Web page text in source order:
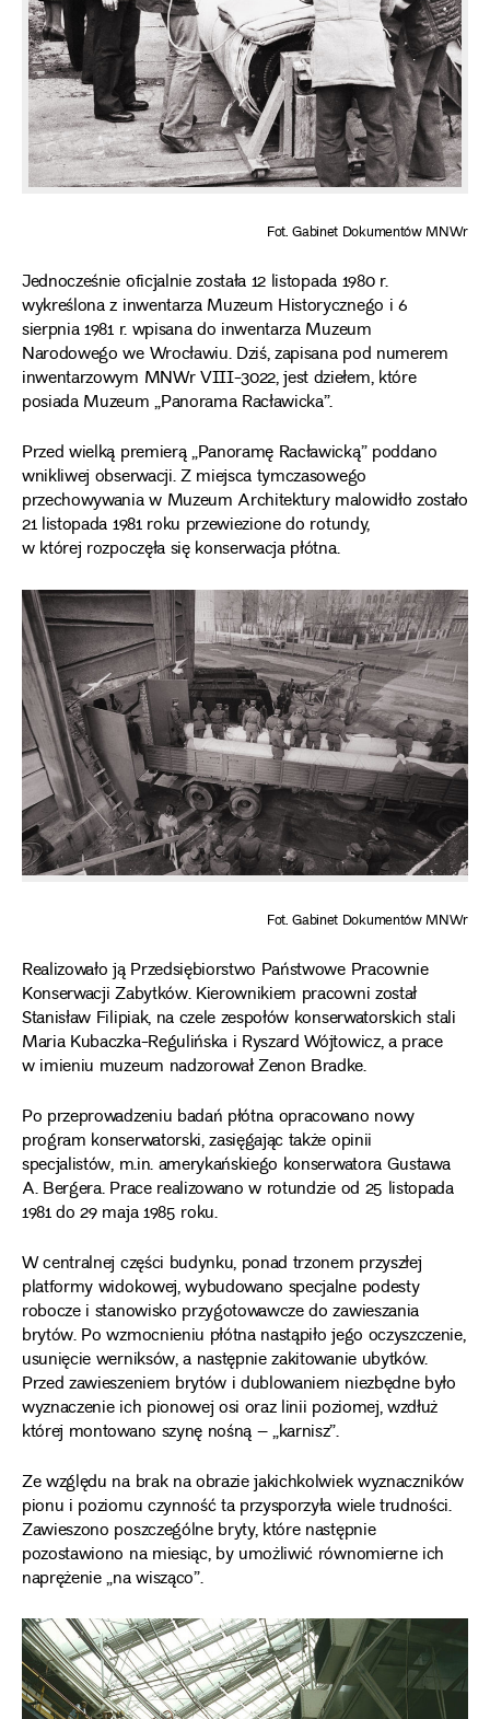
Fot. Gabinet Dokumentów MNWr
Jednocześnie oficjalnie została 12 listopada 1980 r.
wykreślona z inwentarza Muzeum Historycznego i 6
sierpnia 1981 r. wpisana do inwentarza Muzeum
Narodowego we Wrocławiu. Dziś, zapisana pod numerem
inwentarzowym MNWr VIII-3022, jest dziełem, które
posiada Muzeum „Panorama Racławicka”.
Przed wielką premierą „Panoramę Racławicką” poddano
wnikliwej obserwacji. Z miejsca tymczasowego
przechowywania w Muzeum Architektury malowidło zostało
21 listopada 1981 roku przewiezione do rotundy,
w której rozpoczęła się konserwacja płótna.
Fot. Gabinet Dokumentów MNWr
Realizowało ją Przedsiębiorstwo Państwowe Pracownie
Konserwacji Zabytków. Kierownikiem pracowni został
Stanisław Filipiak, na czele zespołów konserwatorskich stali
Maria Kubaczka-Regulińska i Ryszard Wójtowicz, a prace
w imieniu muzeum nadzorował Zenon Bradke.
Po przeprowadzeniu badań płótna opracowano nowy
program konserwatorski, zasięgając także opinii
specjalistów, m.in. amerykańskiego konserwatora Gustawa
A. Bergera. Prace realizowano w rotundzie od 25 listopada
1981 do 29 maja 1985 roku.
W centralnej części budynku, ponad trzonem przyszłej
platformy widokowej, wybudowano specjalne podesty
robocze i stanowisko przygotowawcze do zawieszania
brytów. Po wzmocnieniu płótna nastąpiło jego oczyszczenie,
usunięcie werniksów, a następnie zakitowanie ubytków.
Przed zawieszeniem brytów i dublowaniem niezbędne było
wyznaczenie ich pionowej osi oraz linii poziomej, wzdłuż
której montowano szynę nośną – „karnisz”.
Ze względu na brak na obrazie jakichkolwiek wyznaczników
pionu i poziomu czynność ta przysporzyła wiele trudności.
Zawieszono poszczególne bryty, które następnie
pozostawiono na miesiąc, by umożliwić równomierne ich
naprężenie „na wisząco”.